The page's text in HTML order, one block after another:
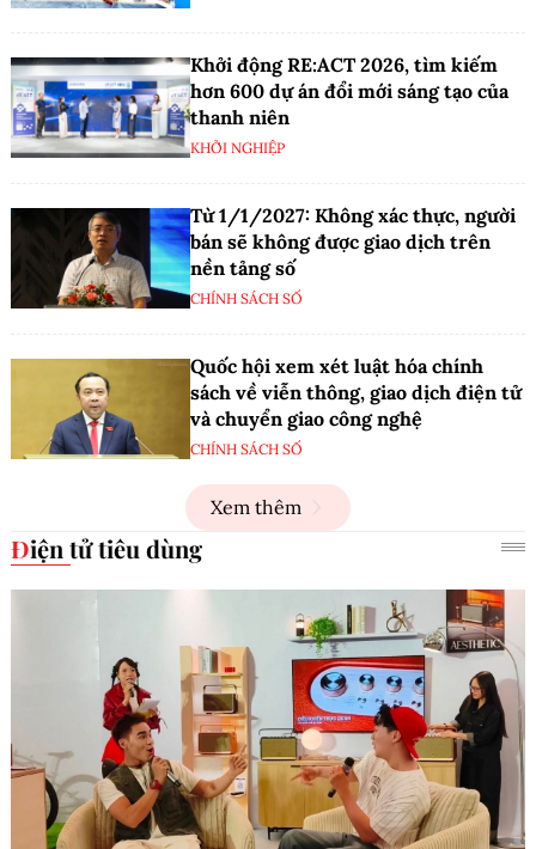
Khởi động RE:ACT 2026, tìm kiếm
hơn 600 dự án đổi mới sáng tạo của
thanh niên
KHỞI NGHIỆP
Từ 1/1/2027: Không xác thực, người
bán sẽ không được giao dịch trên
nền tảng số
CHÍNH SÁCH SỐ
Quốc hội xem xét luật hóa chính
sách về viễn thông, giao dịch điện tử
và chuyển giao công nghệ
CHÍNH SÁCH SỐ
Xem thêm
Điện tử tiêu dùng